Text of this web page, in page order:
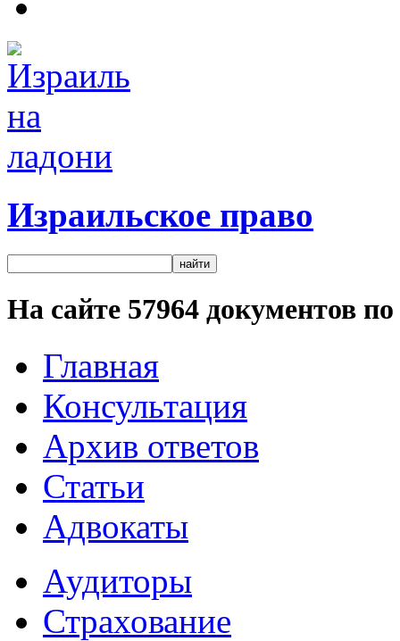
Израильское право
На сайте 57964 документов
Главная
Консультация
Архив ответов
Статьи
Адвокаты
Аудиторы
Страхование